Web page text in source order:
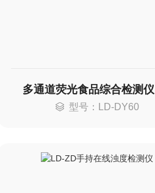
多通道荧光食品综合检测仪
型号：LD-DY60